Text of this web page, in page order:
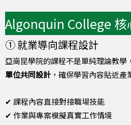
Algonquin College 核
① 就業導向課程設計
亞崗昆學院的課程不是單純理論教學
單位共同設計 ，確保學習內容貼近產
✔ 課程內容直接對接職場技能
✔ 作業與專案模擬真實工作情境